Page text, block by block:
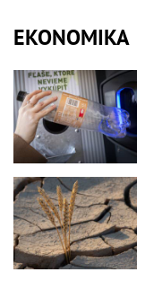
EKONOMIKA